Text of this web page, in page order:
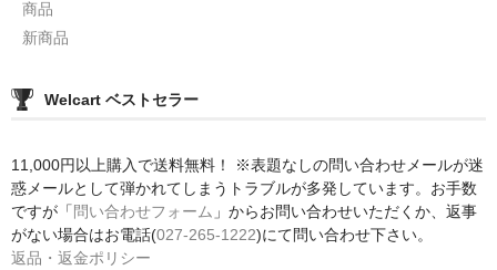
商品
新商品
Welcart ベストセラー
11,000円以上購入で送料無料！ ※表題なしの問い合わせメールが迷
惑メールとして弾かれてしまうトラブルが多発しています。お手数
ですが「 問い合わせフォーム 」からお問い合わせいただくか、返事
がない場合はお電話(027-265-1222)にて問い合わせ下さい。
返品・返金ポリシー